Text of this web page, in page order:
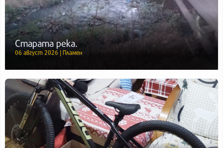
Старата река.
06 август 2026 | Пламен